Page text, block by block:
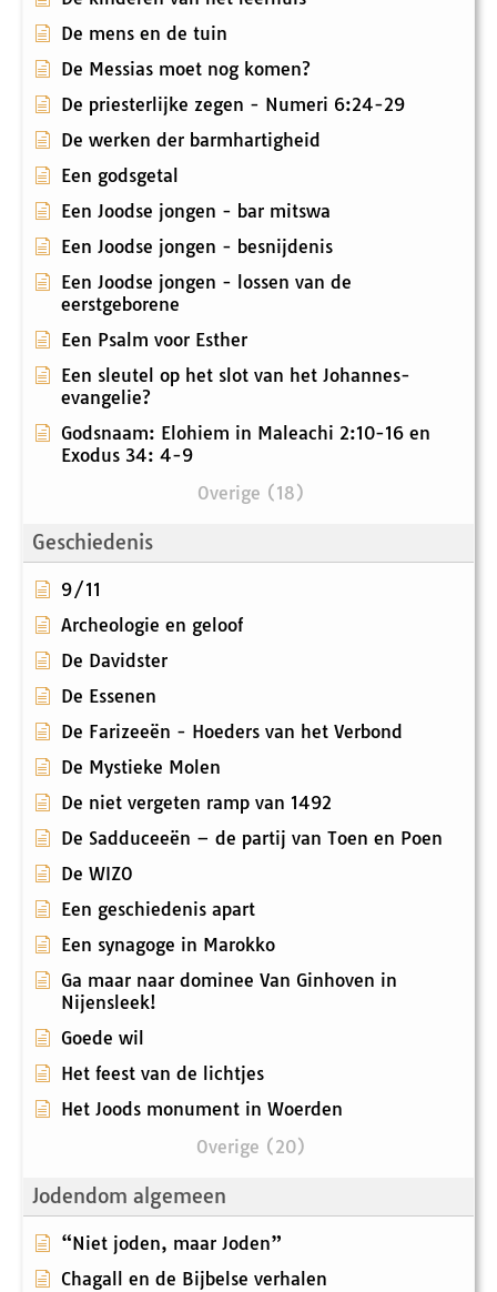
De mens en de tuin
De Messias moet nog komen?
De priesterlijke zegen - Numeri 6:24-29
De werken der barmhartigheid
Een godsgetal
Een Joodse jongen - bar mitswa
Een Joodse jongen - besnijdenis
Een Joodse jongen - lossen van de
eerstgeborene
Een Psalm voor Esther
Een sleutel op het slot van het Johannes-
evangelie?
Godsnaam: Elohiem in Maleachi 2:10-16 en
Exodus 34: 4-9
Overige (18)
Geschiedenis
9/11
Archeologie en geloof
De Davidster
De Essenen
De Farizeeën - Hoeders van het Verbond
De Mystieke Molen
De niet vergeten ramp van 1492
De Sadduceeën – de partij van Toen en Poen
De WIZO
Een geschiedenis apart
Een synagoge in Marokko
Ga maar naar dominee Van Ginhoven in
Nijensleek!
Goede wil
Het feest van de lichtjes
Het Joods monument in Woerden
Overige (20)
Jodendom algemeen
“Niet joden, maar Joden”
Chagall en de Bijbelse verhalen